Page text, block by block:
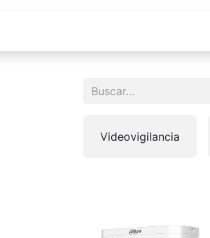
Videovigilancia